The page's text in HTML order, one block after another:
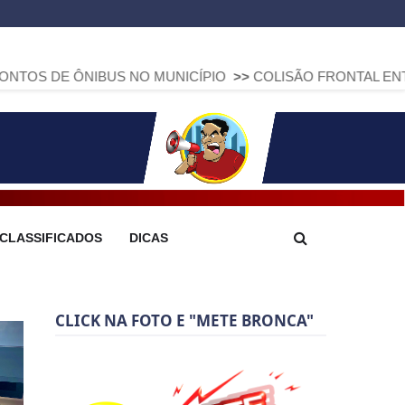
NO MUNICÍPIO >> COLISÃO FRONTAL ENTRE DUAS
CLASSIFICADOS DICAS
CLICK NA FOTO E "METE BRONCA"